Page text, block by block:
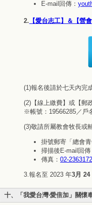
E-mail回傳：
2. 【愛台志工】＆【營
​(1)報名後請於七天內完
(2)【線上繳費】或【郵
※帳號：19566285／戶
(3)敬請所屬教會牧長或
掛號郵寄「總會
掃描後E-mail回傳
傳真：02-
3.報名至 2023 年3月 24
十、「我愛台灣‧愛倍加」關懷